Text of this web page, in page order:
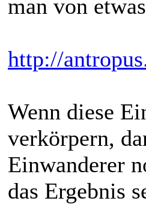
man von
http://
Wenn diese
verkörpern,
Einwanderer
das Ergebnis